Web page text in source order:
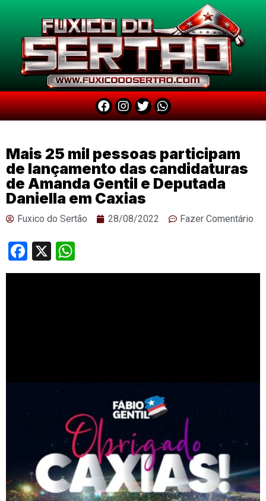
Mais 25 mil pessoas participam
de lançamento das candidaturas
de Amanda Gentil e Deputada
Daniella em Caxias
Fuxico do Sertão 28/08/2022 Fazer Comentário
Facebook
X